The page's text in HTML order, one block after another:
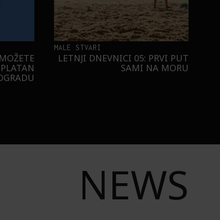
MALE STVARI
LETNJI DNEVNICI 05: PRVI PUT
SAMI NA MORU
NEWS